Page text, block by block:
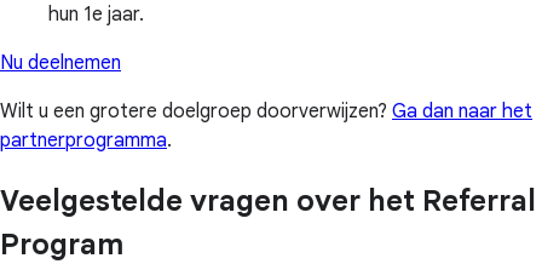
hun 1e jaar.
Nu deelnemen
Wilt u een grotere doelgroep doorverwijzen? Ga dan naar het
partnerprogramma.
Veelgestelde vragen over het Referral
Program